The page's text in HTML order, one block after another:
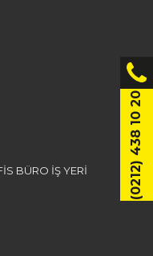
BÜRO İŞ YERİ (0212) 438 10 20